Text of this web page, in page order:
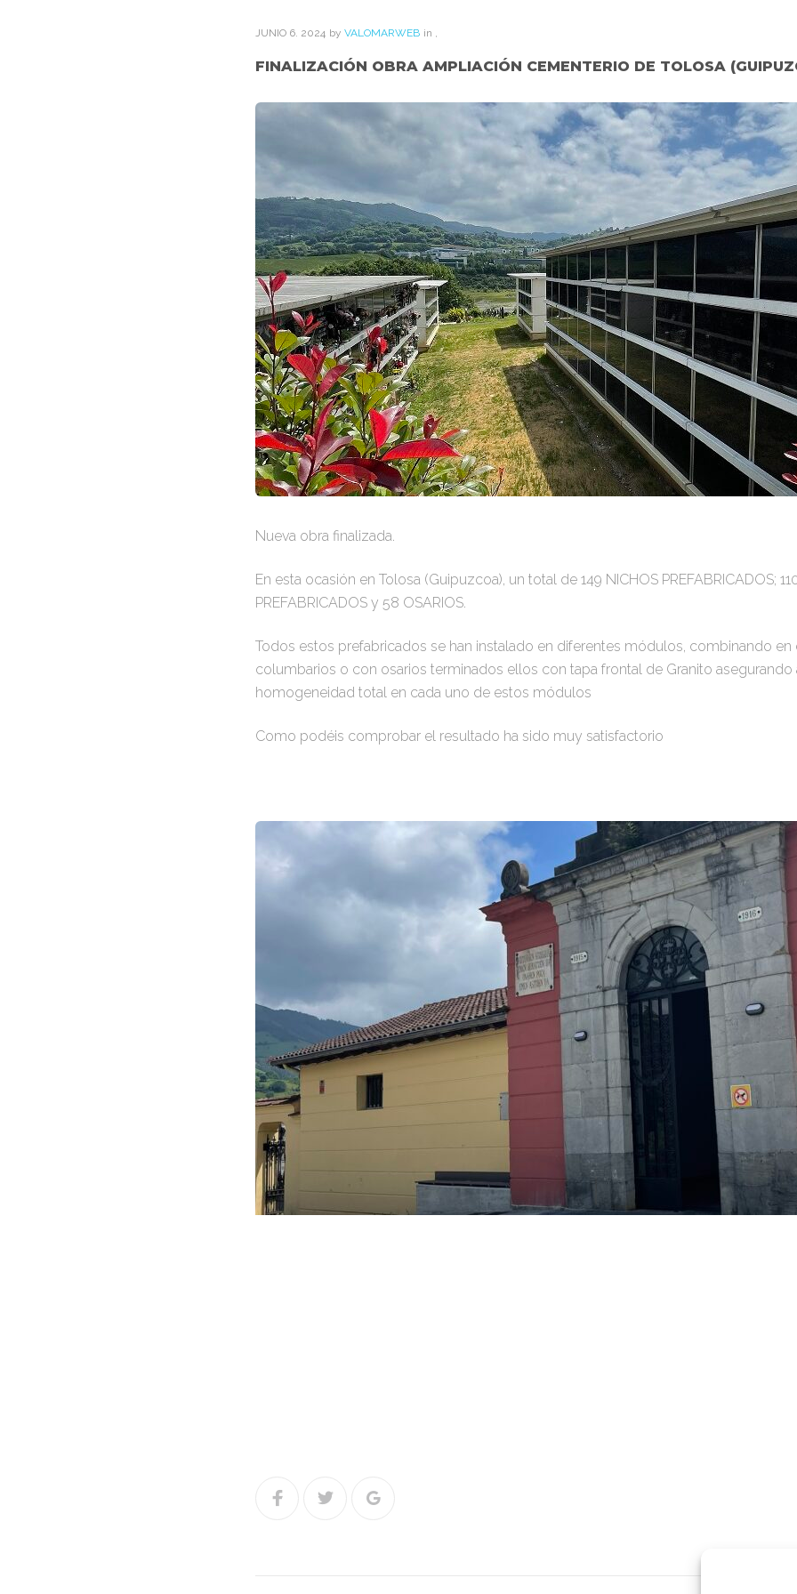
JUNIO 6. 2024 by VALOMARWEB in ,
FINALIZACIÓN OBRA AMPLIACIÓN CEMENTERIO DE TOLOSA
Nueva obra finalizada.
En esta ocasión en Tolosa (Guipuzcoa), un total de 149 NICHOS PREFABRICADOS;
PREFABRICADOS y 58 OSARIOS.
Todos estos prefabricados se han instalado en diferentes módulos, combinando
columbarios o con osarios terminados ellos con tapa frontal de Granito asegurando
homogeneidad total en cada uno de estos módulos
Como podéis comprobar el resultado ha sido muy satisfactorio